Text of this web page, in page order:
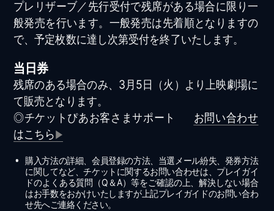
プレリザーブ／先行受付で残席がある場合に限り一
般発売を行います。一般発売は先着順となりますの
で、予定枚数に達し次第受付を終了いたします。
当日券
残席のある場合のみ、3月5日（火）より上映劇場に
て販売となります。
◎チケットぴあお客さまサポート
お問い合わせ
はこちら
購入方法の詳細、会員登録の方法、当選メール紛失、発券方法
に関してなど、チケットに関するお問い合わせは、プレイガイ
ドのよくある質問（Q＆A）等をご確認の上、解決しない場合
はお手数をおかけいたしますが上記プレイガイドのお問い合わ
せ先へご連絡ください。